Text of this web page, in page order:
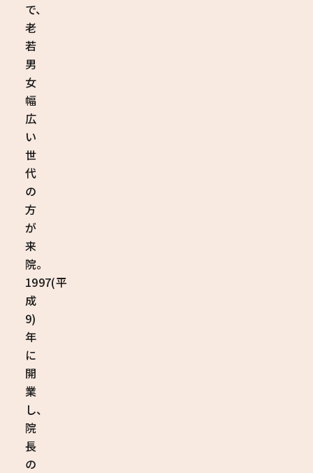
で、
老
若
男
女
幅
広
い
世
代
の
方
が
来
院。
1997(平
成
9)
年
に
開
業
し、
院
長
の